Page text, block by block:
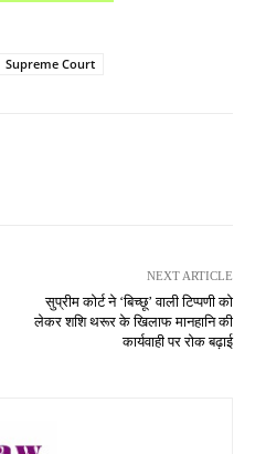
Supreme Court
NEXT ARTICLE
सुप्रीम कोर्ट ने ‘बिच्छू’ वाली टिप्पणी को
लेकर शशि थरूर के खिलाफ मानहानि की
कार्यवाही पर रोक बढ़ाई